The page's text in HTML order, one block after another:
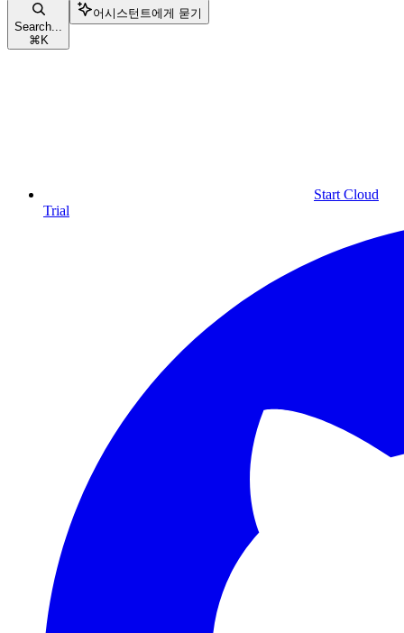
Search...
⌘ K
어시스턴트에게 묻기
Start Cloud
Trial